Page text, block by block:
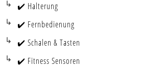
✔️ Halterung
✔️ Fernbedienung
✔️ Schalen & Tasten
✔️ Fitness Sensoren